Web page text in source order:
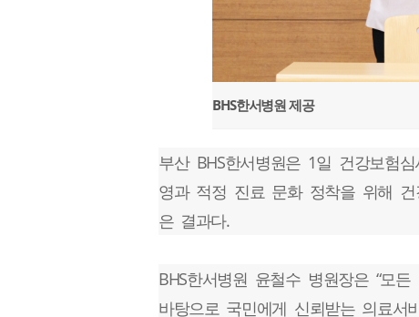
BHS한서병원 제공
부산 BHS한서병원은 1일 건강보험
영과 적정 진료 문화 정착을 위해 건
은 결과다.
BHS한서병원 윤철수 병원장은 “모
바탕으로 국민에게 신뢰받는 의료